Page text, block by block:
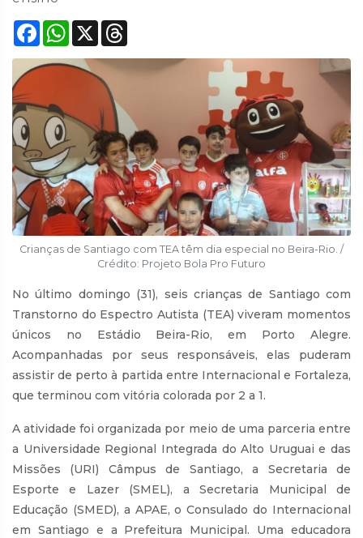
Facebook
WhatsApp
X Threads
Crianças de Santiago com TEA têm dia especial no Beira-Rio. /
Crédito: Projeto Bola Pro Futuro
No último domingo (31), seis crianças de Santiago com
Transtorno do Espectro Autista (TEA) viveram momentos
únicos no Estádio Beira-Rio, em Porto Alegre.
Acompanhadas por seus responsáveis, elas puderam
assistir de perto à partida entre Internacional e Fortaleza,
que terminou com vitória colorada por 2 a 1.
A atividade foi organizada por meio de uma parceria entre
a Universidade Regional Integrada do Alto Uruguai e das
Missões (URI) Câmpus de Santiago, a Secretaria de
Esporte e Lazer (SMEL), a Secretaria Municipal de
Educação (SMED), a APAE, o Consulado do Internacional
em Santiago e a Prefeitura Municipal. Uma educadora